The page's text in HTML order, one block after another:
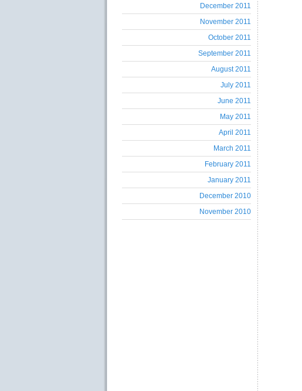
December 2011
November 2011
October 2011
September 2011
August 2011
July 2011
June 2011
May 2011
April 2011
March 2011
February 2011
January 2011
December 2010
November 2010